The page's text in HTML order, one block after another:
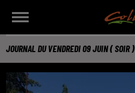
JOURNAL DU VENDREDI 09 JUIN ( SOIR )